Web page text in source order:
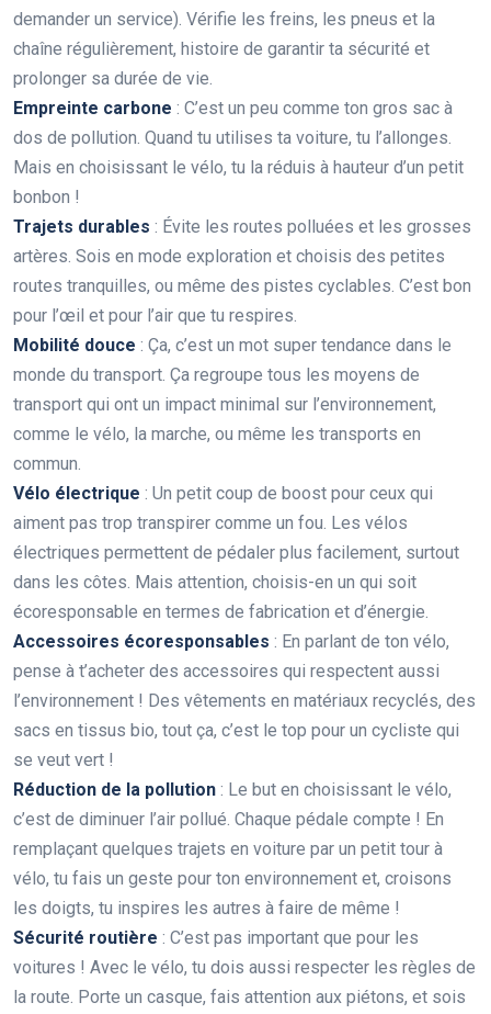
demander un service). Vérifie les freins, les pneus et la
chaîne régulièrement, histoire de garantir ta sécurité et
prolonger sa durée de vie.
Empreinte carbone : C’est un peu comme ton gros sac à
dos de pollution. Quand tu utilises ta voiture, tu l’allonges.
Mais en choisissant le vélo, tu la réduis à hauteur d’un petit
bonbon !
Trajets durables : Évite les routes polluées et les grosses
artères. Sois en mode exploration et choisis des petites
routes tranquilles, ou même des pistes cyclables. C’est bon
pour l’œil et pour l’air que tu respires.
Mobilité douce : Ça, c’est un mot super tendance dans le
monde du transport. Ça regroupe tous les moyens de
transport qui ont un impact minimal sur l’environnement,
comme le vélo, la marche, ou même les transports en
commun.
Vélo électrique : Un petit coup de boost pour ceux qui
aiment pas trop transpirer comme un fou. Les vélos
électriques permettent de pédaler plus facilement, surtout
dans les côtes. Mais attention, choisis-en un qui soit
écoresponsable en termes de fabrication et d’énergie.
Accessoires écoresponsables : En parlant de ton vélo,
pense à t’acheter des accessoires qui respectent aussi
l’environnement ! Des vêtements en matériaux recyclés, des
sacs en tissus bio, tout ça, c’est le top pour un cycliste qui
se veut vert !
Réduction de la pollution : Le but en choisissant le vélo,
c’est de diminuer l’air pollué. Chaque pédale compte ! En
remplaçant quelques trajets en voiture par un petit tour à
vélo, tu fais un geste pour ton environnement et, croisons
les doigts, tu inspires les autres à faire de même !
Sécurité routière : C’est pas important que pour les
voitures ! Avec le vélo, tu dois aussi respecter les règles de
la route. Porte un casque, fais attention aux piétons, et sois